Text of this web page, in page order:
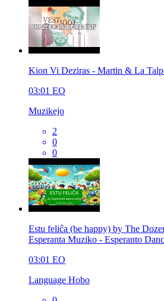
Kion Vi Deziras - Martin & La
03:01 EO
Muzikejo
2
0
0
Estu feliĉa (be happy) by The
Esperanta Muziko - Esperanto
03:01 EO
Language Hobo